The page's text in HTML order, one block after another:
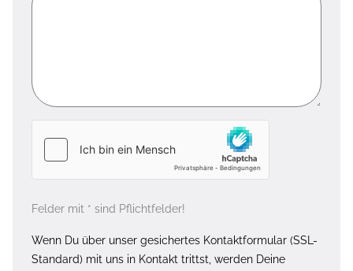
Felder mit * sind Pflichtfelder!
Wenn Du über unser gesichertes Kontaktformular (SSL-
Standard) mit uns in Kontakt trittst, werden Deine